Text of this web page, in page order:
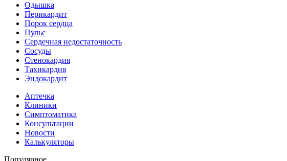
Одышка
Перикардит
Порок сердца
Пульс
Сердечная недостаточность
Сосуды
Стенокардия
Тахикардия
Эндокардит
Аптечка
Клиники
Симптоматика
Консультации
Новости
Калькуляторы
Популярное